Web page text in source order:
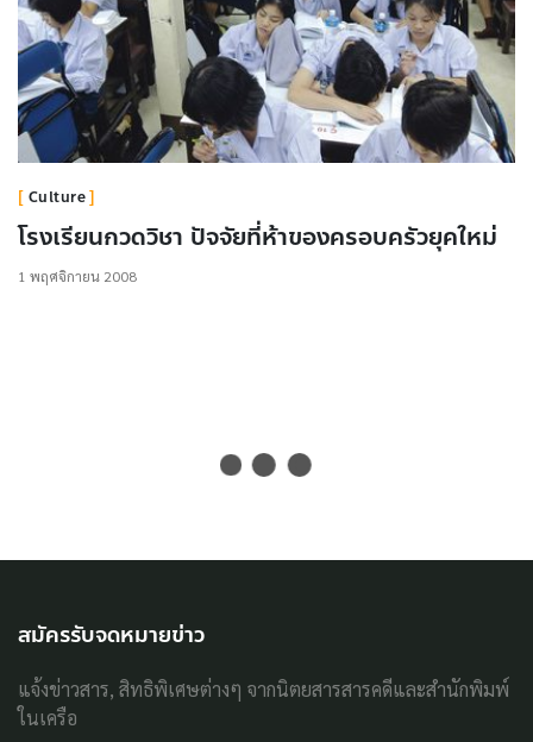
Culture
โรงเรียนกวดวิชา ปัจจัยที่ห้าของครอบครัวยุคใหม่
1 พฤศจิกายน 2008
สมัครรับจดหมายข่าว
แจ้งข่าวสาร, สิทธิพิเศษต่างๆ จากนิตยสารสารคดีและสำนักพิมพ์
ในเครือ